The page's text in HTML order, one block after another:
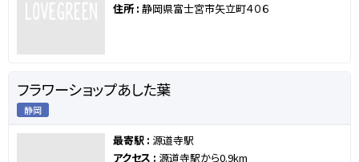
住所 : 静岡県富士宮市矢立町４０６
フラワーショップあした葉
静岡
最寄駅 : 源道寺駅
アクセス : 源道寺駅から0.9km